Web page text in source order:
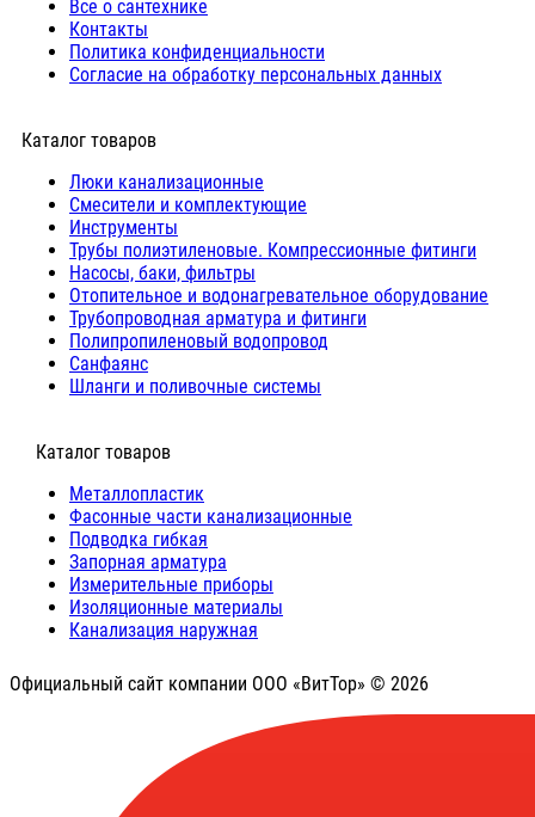
Все о сантехнике
Контакты
Политика конфиденциальности
Согласие на обработку персональных данных
Каталог товаров
Люки канализационные
Cмесители и комплектующие
Инструменты
Трубы полиэтиленовые. Компрессионные фитинги
Насосы, баки, фильтры
Отопительное и водонагревательное оборудование
Трубопроводная арматура и фитинги
Полипропиленовый водопровод
Санфаянс
Шланги и поливочные системы
⠀Каталог товаров
Металлопластик
Фасонные части канализационные
Подводка гибкая
Запорная арматура
Измерительные приборы
Изоляционные материалы
Канализация наружная
Официальный сайт компании ООО «ВитТор» © 2026